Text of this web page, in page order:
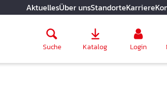
AktuellesÜber unsStandorteKarriere
Suche Katalog Login